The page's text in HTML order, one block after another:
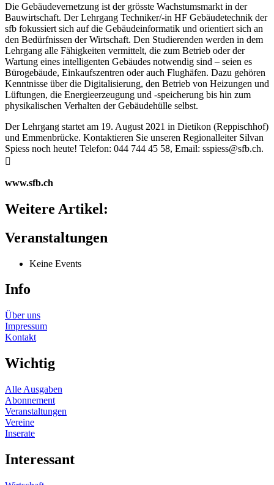
Die Gebäudevernetzung ist der grösste Wachstumsmarkt in der
Bauwirtschaft. Der Lehrgang Techniker/-in HF Gebäudetechnik der
sfb fokussiert sich auf die Gebäudeinformatik und orientiert sich an
den Bedürfnissen der Wirtschaft. Den Studierenden werden in dem
Lehrgang alle Fähigkeiten vermittelt, die zum Betrieb oder der
Wartung eines intelligenten Gebäudes notwendig sind – seien es
Bürogebäude, Einkaufszentren oder auch Flughäfen. Dazu gehören
Kenntnisse über die Digitalisierung, den Betrieb von Heizungen und
Lüftungen, die Energieerzeugung und -speicherung bis hin zum
physikalischen Verhalten der Gebäudehülle selbst.
Der Lehrgang startet am 19. August 2021 in Dietikon (Reppischhof)
und Emmenbrücke. Kontaktieren Sie unseren Regionalleiter Silvan
Spiess noch heute! Telefon: 044 744 45 58, Email: sspiess@sfb.ch.

www.sfb.ch
Weitere Artikel:
Veranstaltungen
Keine Events
Info
Über uns
Impressum
Kontakt
Wichtig
Alle Ausgaben
Abonnement
Veranstaltungen
Vereine
Inserate
Interessant